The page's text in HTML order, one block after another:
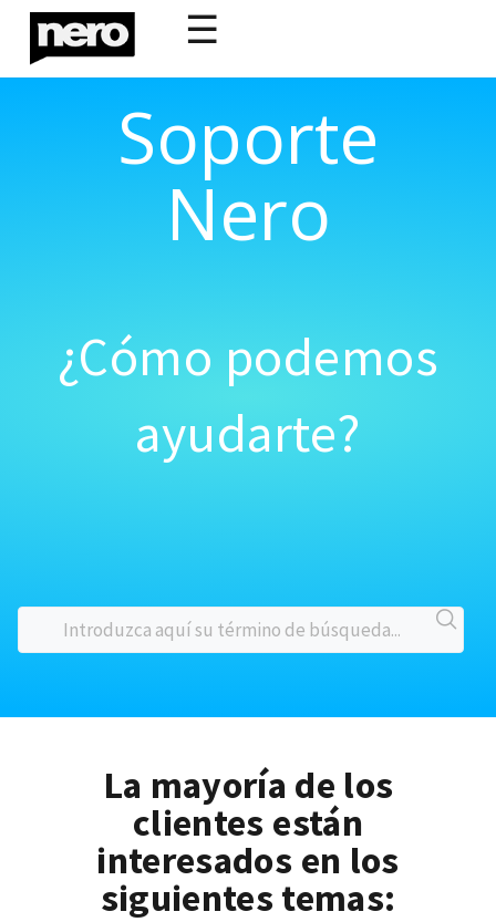
☰
Soporte
Nero
¿Cómo podemos
ayudarte?
La mayoría de los
clientes están
interesados en los
siguientes temas: